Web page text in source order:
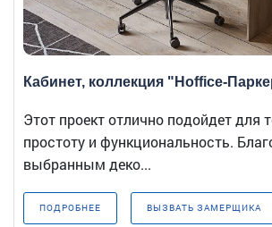
Кабинет, коллекция "Hoffice-
Этот проект отлично подойдет для
простоту и функциональность.
выбранным деко...
ПОДРОБНЕЕ ВЫЗВАТЬ ЗАМЕРЩИКА